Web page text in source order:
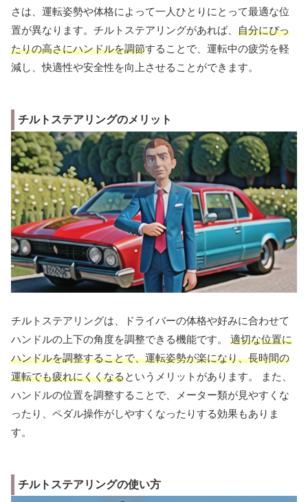
さは、運転姿勢や体格によって一人ひとりにとって最適な位
置が異なります。チルトステアリングがあれば、 自分にぴっ
たりの高さにハンドルを調節することで、運転中の疲労を軽
減し、快適性や安全性を向上させることができます。
チルトステアリングのメリット
チルトステアリングは、ドライバーの体格や好みに合わせて
ハンドルの上下の角度を調整できる機能です。 適切な位置に
ハンドルを調整することで、運転姿勢が楽になり、長時間の
運転でも疲れにくくなるというメリットがあります。 また、
ハンドルの位置を調整することで、メーター類が見やすくな
ったり、ペダル操作がしやすくなったりする効果もありま
す。
チルトステアリングの使い方